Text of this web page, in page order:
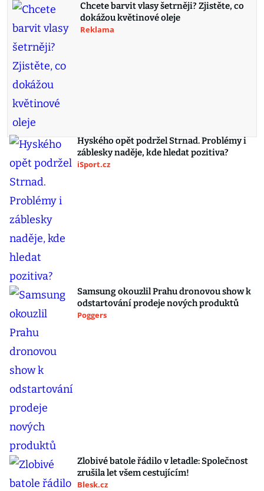
Chcete barvit vlasy šetrněji? Zjistěte, co
dokážou květinové oleje
Reklama
Hyského opět podržel Strnad. Problémy i
záblesky naděje, kde hledat pozitiva?
iSport.cz
Samsung okouzlil Prahu dronovou show k
odstartování prodeje nových produktů
Poggers
Zlobivé batole řádilo v letadle: Společnost
zrušila let všem cestujícím!
Blesk.cz